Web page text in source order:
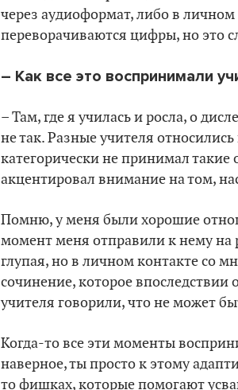
через аудиоформат, либо в
переворачиваются цифры, но это
– Как все это воспринимали
– Там, где я училась и росла, о
не так. Разные учителя
категорически не принимал такие
акцентировал внимание на том,
Помню, у меня были хорошие
момент меня отправили к нему на
глупая, но в личном контакте со
сочинение, которое
учителя говорили, что не может
Когда-то все эти моменты
наверное, ты просто к этому
то фишках, которые помогают